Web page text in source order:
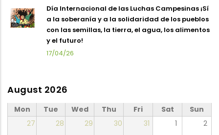
Día Internacional de las Luchas Campesinas ¡Sí
a la soberanía y a la solidaridad de los pueblos
con las semillas, la tierra, el agua, los alimentos
y el futuro!
17/04/26
August 2026
Mon Tue Wed Thu Fri Sat
Sun
27
28 29 30 31 1 2